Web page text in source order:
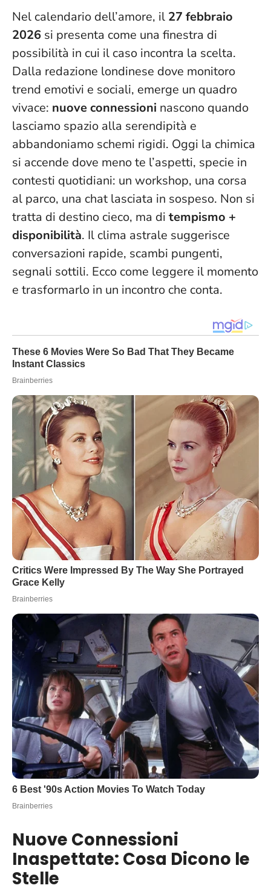
Nel calendario dell’amore, il 27 febbraio
2026 si presenta come una finestra di
possibilità in cui il caso incontra la scelta.
Dalla redazione londinese dove monitoro
trend emotivi e sociali, emerge un quadro
vivace: nuove connessioni nascono quando
lasciamo spazio alla serendipità e
abbandoniamo schemi rigidi. Oggi la chimica
si accende dove meno te l’aspetti, specie in
contesti quotidiani: un workshop, una corsa
al parco, una chat lasciata in sospeso. Non si
tratta di destino cieco, ma di tempismo +
disponibilità. Il clima astrale suggerisce
conversazioni rapide, scambi pungenti,
segnali sottili. Ecco come leggere il momento
e trasformarlo in un incontro che conta.
Nuove Connessioni
Inaspettate: Cosa Dicono le
Stelle